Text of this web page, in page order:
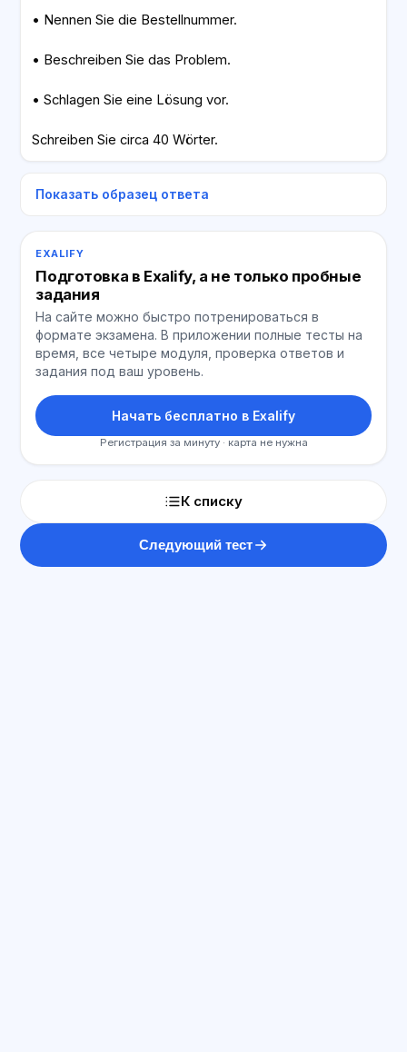
• Nennen Sie die Bestellnummer.
• Beschreiben Sie das Problem.
• Schlagen Sie eine Lösung vor.
Schreiben Sie circa 40 Wörter.
Показать образец ответа
EXALIFY
Подготовка в Exalify, а не только пробные
задания
На сайте можно быстро потренироваться в
формате экзамена. В приложении полные тесты на
время, все четыре модуля, проверка ответов и
задания под ваш уровень.
Начать бесплатно в Exalify
Регистрация за минуту · карта не нужна
К списку
Следующий тест